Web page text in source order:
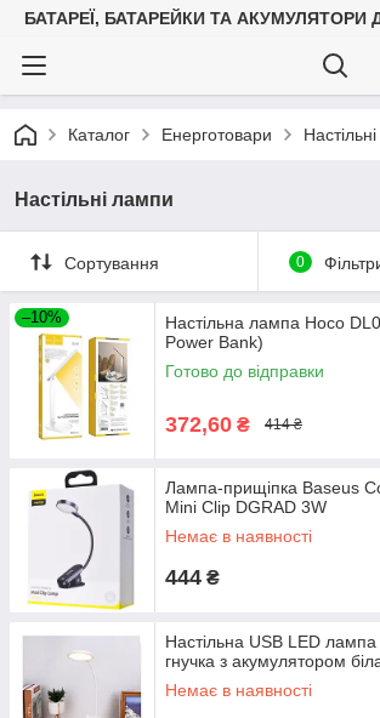
БАТАРЕЇ, БАТАРЕЙКИ ТА
Каталог Енерготовари
Настільні лампи
Сортування 0
–10%
Настільна лампа Hoco
Power Bank)
Готово до відправки
372,60 ₴ 414 ₴
Лампа-прищіпка Baseus
Mini Clip DGRAD 3W
Немає в наявності
444 ₴
Настільна USB LED
гнучка з акумулятором
Немає в наявності